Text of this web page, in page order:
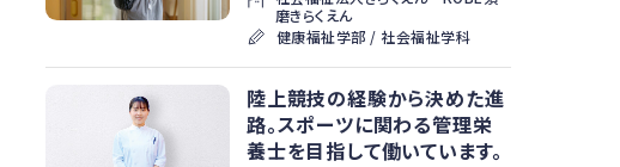
磨きらくえん
健康福祉学部 / 社会福祉学科
陸上競技の経験から決めた進
路。スポーツに関わる管理栄
養士を目指して働いています。